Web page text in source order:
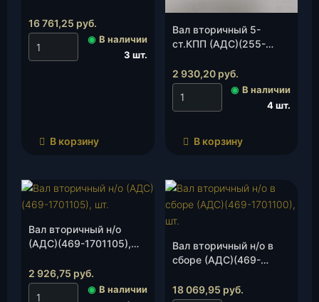
16 761,25 руб.
◉ В наличии
3 шт.
В корзину
Вал вторичный 5-
ст.КПП (АДС)(255-
2 930,20 руб.
◉ В наличии
4 шт.
В корзину
Вал вторичный н/о
(АДС)(469-1701105),
2 926,75 руб.
◉ В наличии
Вал вторичный н/о в
сборе (АДС)(469-
18 069,95 руб.